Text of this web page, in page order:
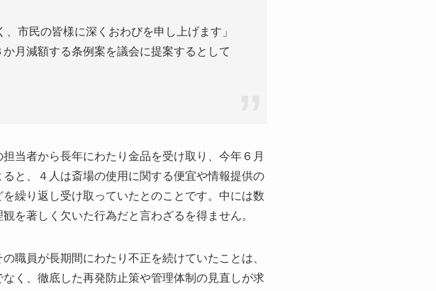
市民の皆様に深くおわびを申し上げます」
月減額する条例案を議会に提案するとして
当者から長年にわたり金品を受け取り、今年６月
と、４人は斎場の使用に関する便宜や情報提供の
繰り返し受け取っていたとのことです。中には数
を著しく欠いた行為だと言わざるを得ません。
職員が長期間にわたり不正を続けていたことは、
く、徹底した再発防止策や管理体制の見直しが求